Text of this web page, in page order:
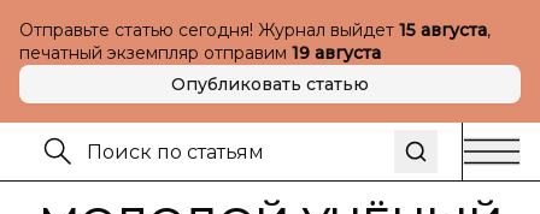
Отправьте статью сегодня! Журнал выйдет 15 августа,
печатный экземпляр отправим 19 августа
Опубликовать статью